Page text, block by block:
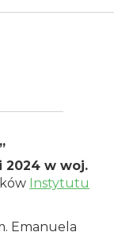
2024 w woj.
Instytutu
Emanuela